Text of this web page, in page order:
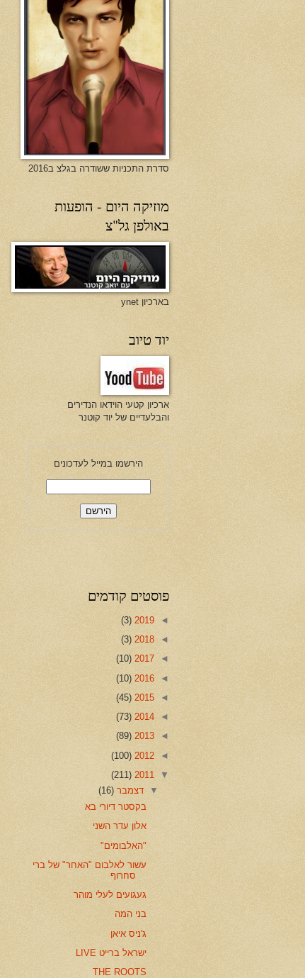
סדרת התכניות ששודרה בגלצ ב2016
מוזיקה היום - הופעות
באולפן גל"צ
בארכיון ynet
יוד טיוב
ארכיון קטעי הוידאו הנדירים
והבלעדיים של יוד קוטנר
הירשמו במייל לעדכונים
פוסטים קודמים
◄
2019
(3)
◄
2018
(3)
◄
2017
(10)
◄
2016
(10)
◄
2015
(45)
◄
2014
(73)
◄
2013
(89)
◄
2012
(100)
▼
2011
(211)
▼דצמבר(16)
בקסטר דיורי בא
אלון עדר השני
"האלבומים"
עשור לאלבום "האחר" של ברי
סחרוף
געגועים לעלי מוהר
בני המה
ג'ניס איאן
ישראל ברייט LIVE
THE ROOTS